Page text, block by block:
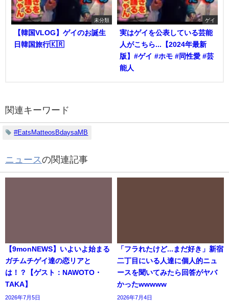
未分類
【韓国VLOG】ゲイのお誕生
日韓国旅行🇰🇷
ゲイ
実はゲイを公表している芸能
人がこちら...【2024年最新
版】#ゲイ #ホモ #同性愛 #芸
能人
関連キーワード
#EatsMatteosBdaysaMB
ニュースの関連記事
【9monNEWS】いよいよ始まる
ガチムチゲイ達の恋リアと
は！？【ゲスト：NAWOTO・
TAKA】
2026年7月5日
「フラれたけど...まだ好き」新宿
二丁目にいる人達に個人的ニュ
ースを聞いてみたら回答がヤバ
かったwwwww
2026年7月4日